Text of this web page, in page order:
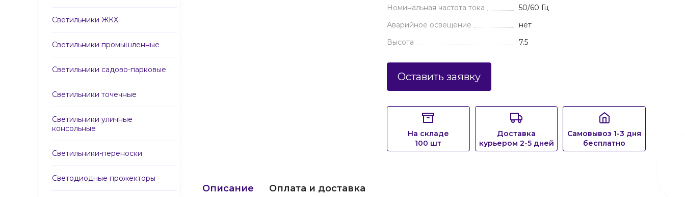
Светильники ЖКХ
Светильники промышленные
Светильники садово-парковые
Светильники точечные
Светильники уличные
консольные
Светильники-переноски
Светодиодные прожекторы
Номинальная частота тока
50/60 Гц
Аварийное освещение
нет
Высота
7.5
Оставить заявку
На складе
100 шт
Доставка
курьером 2-5 дней
Самовывоз 1-3 дня
бесплатно
Описание Оплата и доставка